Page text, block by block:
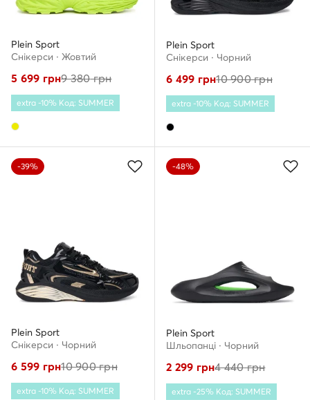
Plein Sport
Снікерcи · Жовтий
5 699 грн9 380грн
extra -10% Код: SUMMER
Plein Sport
Снікерcи · Чорний
6 499 грн10 900грн
extra -10% Код: SUMMER
-39%
Plein Sport
Снікерcи · Чорний
6 599 грн10 900грн
extra -10% Код: SUMMER
-48%
Plein Sport
Шльопанці · Чорний
2 299 грн4 440грн
extra -25% Код: SUMMER